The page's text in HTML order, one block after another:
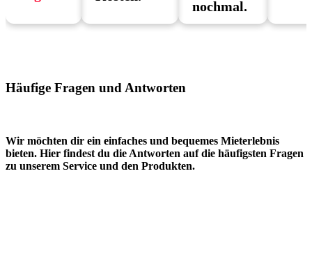
nochmal.
Häufige Fragen und Antworten
Wir möchten dir ein einfaches und bequemes Mieterlebnis
bieten. Hier findest du die Antworten auf die häufigsten Fragen
zu unserem Service und den Produkten.